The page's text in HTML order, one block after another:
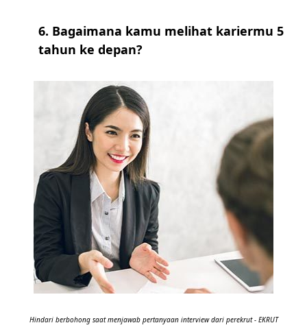
6. Bagaimana kamu melihat kariermu 5
tahun ke depan?
Hindari berbohong saat menjawab pertanyaan interview dari perekrut - EKRUT